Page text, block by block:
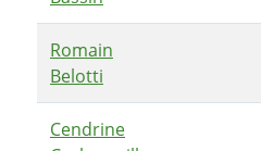
Romain
Belotti
Cendrine